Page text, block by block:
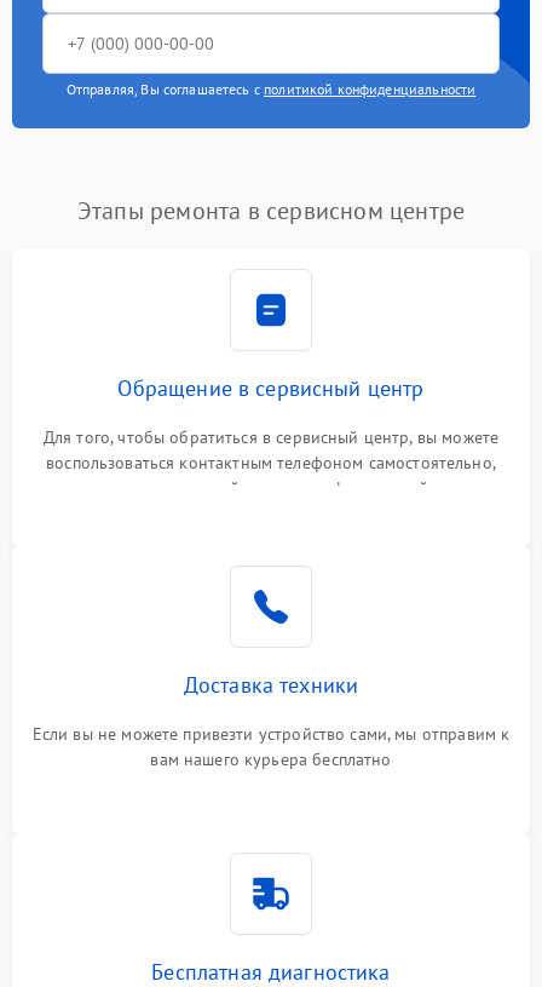
Отправляя, Вы соглашаетесь с политикой конфиденциальности
Этапы ремонта в сервисном центре
Обращение в сервисный центр
Для того, чтобы обратиться в сервисный центр, вы можете
воспользоваться контактным телефоном самостоятельно,
или оставить свой номер телефона на сайте
Доставка техники
Если вы не можете привезти устройство сами, мы отправим к
вам нашего курьера бесплатно
Бесплатная диагностика